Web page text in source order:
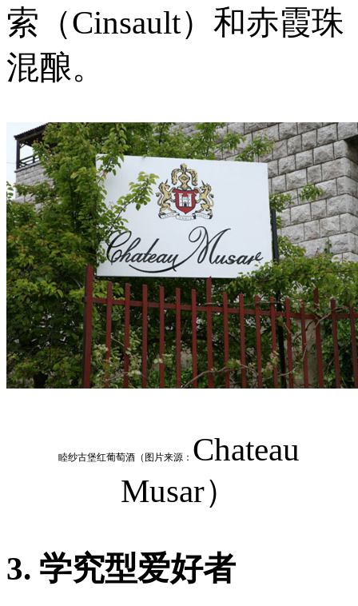
索（Cinsault）和赤霞珠
混酿。
睦纱古堡红葡萄酒（图片来源： Chateau
Musar）
3. 学究型爱好者